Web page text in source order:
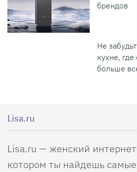
брендов
Не
кухне, где
больше
Lisa.ru
Lisa.ru — женский
котором ты найдешь